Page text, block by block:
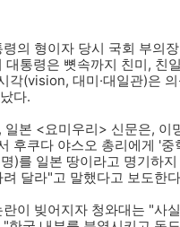
의 형이자 당시 국회 부의
대통령은 뼛속까지 친미,
각(vision, 대미·대일관)은
다.
일본 <요미우리> 신문은,
후쿠다 야스오 총리에게 '
)를 일본 땅이라고 명기하
달라"고 말했다고 보도한
이 빚어지자 청와대는 "사